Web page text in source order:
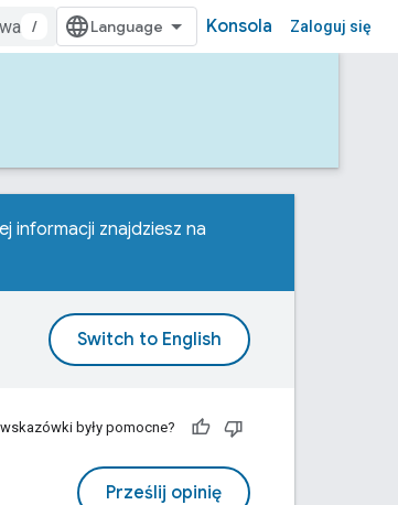
/ Konsola Zaloguj się
informacji znajdziesz na
były pomocne?
Prześlij opinię